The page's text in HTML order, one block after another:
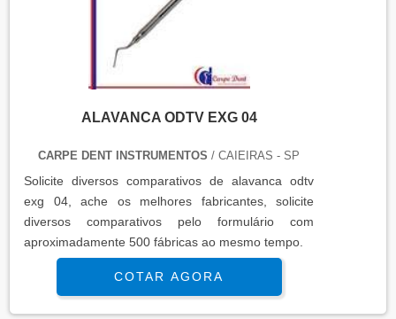
ALAVANCA ODTV EXG 04
CARPE DENT INSTRUMENTOS / CAIEIRAS - SP
Solicite diversos comparativos de alavanca odtv
exg 04, ache os melhores fabricantes, solicite
diversos comparativos pelo formulário com
aproximadamente 500 fábricas ao mesmo tempo.
COTAR AGORA